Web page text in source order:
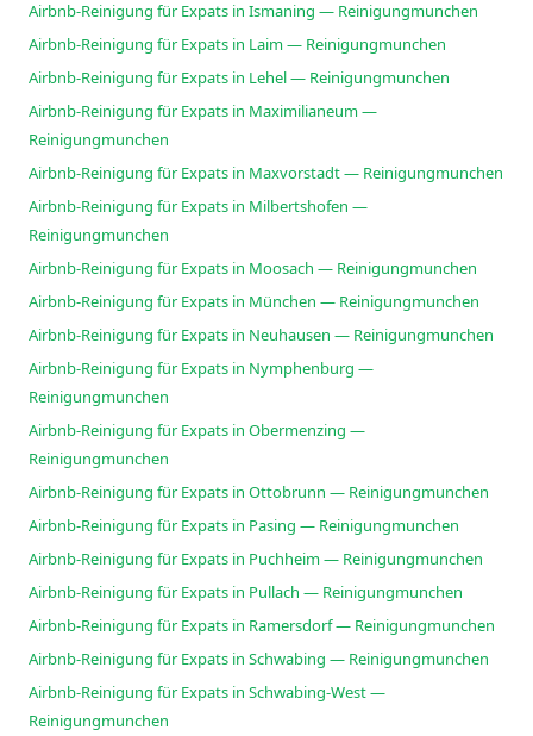
Airbnb-Reinigung für Expats in Ismaning — Reinigungmunchen
Airbnb-Reinigung für Expats in Laim — Reinigungmunchen
Airbnb-Reinigung für Expats in Lehel — Reinigungmunchen
Airbnb-Reinigung für Expats in Maximilianeum —
Reinigungmunchen
Airbnb-Reinigung für Expats in Maxvorstadt — Reinigungmunchen
Airbnb-Reinigung für Expats in Milbertshofen —
Reinigungmunchen
Airbnb-Reinigung für Expats in Moosach — Reinigungmunchen
Airbnb-Reinigung für Expats in München — Reinigungmunchen
Airbnb-Reinigung für Expats in Neuhausen — Reinigungmunchen
Airbnb-Reinigung für Expats in Nymphenburg —
Reinigungmunchen
Airbnb-Reinigung für Expats in Obermenzing —
Reinigungmunchen
Airbnb-Reinigung für Expats in Ottobrunn — Reinigungmunchen
Airbnb-Reinigung für Expats in Pasing — Reinigungmunchen
Airbnb-Reinigung für Expats in Puchheim — Reinigungmunchen
Airbnb-Reinigung für Expats in Pullach — Reinigungmunchen
Airbnb-Reinigung für Expats in Ramersdorf — Reinigungmunchen
Airbnb-Reinigung für Expats in Schwabing — Reinigungmunchen
Airbnb-Reinigung für Expats in Schwabing-West —
Reinigungmunchen